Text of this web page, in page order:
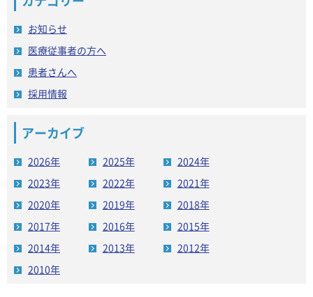
お知らせ
医療従事者の方へ
患者さんへ
採用情報
アーカイブ
2026年 2025年
2024年
2023年
2022年
2021年
2020年
2019年
2018年
2017年
2016年
2015年
2014年
2013年
2012年
2010年